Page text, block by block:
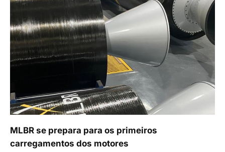
MLBR se prepara para os primeiros
carregamentos dos motores